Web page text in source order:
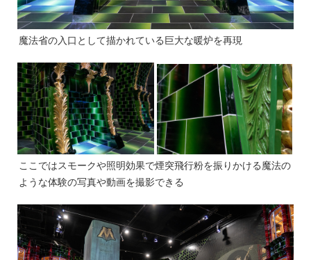
魔法省の入口として描かれている巨大な暖炉を再現
ここではスモークや照明効果で煙突飛行粉を振りかける魔法の
ような体験の写真や動画を撮影できる